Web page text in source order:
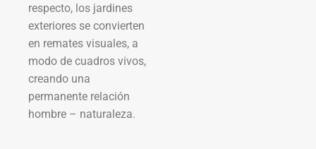
respecto, los jardines
exteriores se convierten
en remates visuales, a
modo de cuadros vivos,
creando una
permanente relación
hombre – naturaleza.